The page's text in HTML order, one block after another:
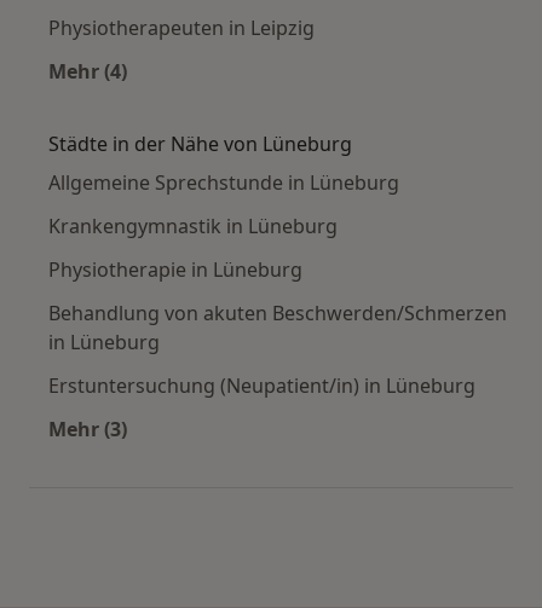
Physiotherapeuten in Leipzig
Mehr (4)
Städte in der Nähe von Lüneburg
Allgemeine Sprechstunde in Lüneburg
Krankengymnastik in Lüneburg
Physiotherapie in Lüneburg
Behandlung von akuten Beschwerden/Schmerzen
in Lüneburg
Erstuntersuchung (Neupatient/in) in Lüneburg
Mehr (3)